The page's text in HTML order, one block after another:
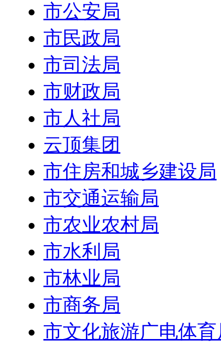
市公安局
市民政局
市司法局
市财政局
市人社局
云顶集团
市住房和城乡建设局
市交通运输局
市农业农村局
市水利局
市林业局
市商务局
市文化旅游广电体育